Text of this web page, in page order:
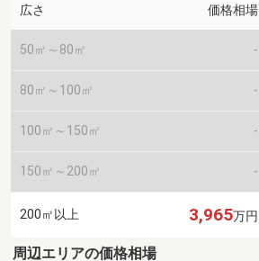
広さ 価格相場
50㎡～80㎡ -
80㎡～100㎡ -
100㎡～150㎡ -
150㎡～200㎡ -
200㎡以上 3,965万円
周辺エリアの価格相場